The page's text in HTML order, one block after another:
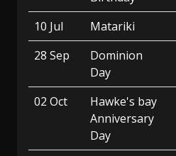
10 Jul
Matariki
28 Sep
Dominion
Day
02 Oct
Hawke's bay
Anniversary
Day